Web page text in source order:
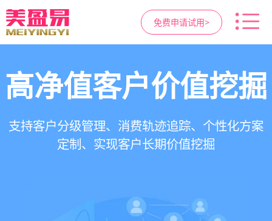
免费申请试用>
智慧医美管理系统
一站式解决医美机构预约、咨询、手术安排、会
员管理、财务核算全流程管理
医疗资源调度管理
支持电子病历、医生排班、手术室管理、智能预
约分配，科学安排医疗资源
高净值客户价值挖掘
支持客户分级管理、消费轨迹追踪、个性化方案
定制、实现客户长期价值挖掘
营销与私域运营
提供小程序商城、私域scrm、项目套餐、裂变分
销多种营销工具，助力获客与转化